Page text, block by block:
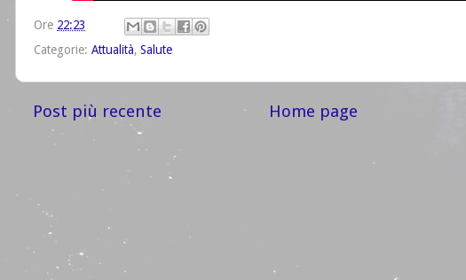
Ore 22:23
Categorie: Attualità, Salute
Post più recente Home page